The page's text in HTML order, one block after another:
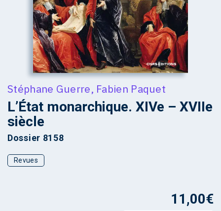
Stéphane Guerre, Fabien Paquet
L’État monarchique. XIVe – XVIIe
siècle
Dossier 8158
Revues
11,00€